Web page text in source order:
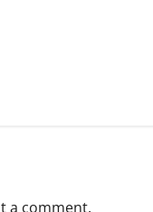
a comment.